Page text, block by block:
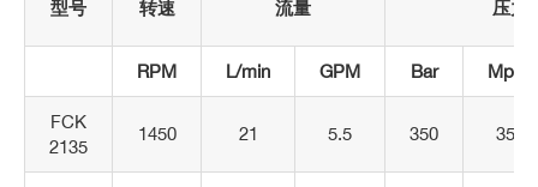
型号 转速 流量 压力
RPM L/min GPM Bar Mpa
FCK
2135
1450 21 5.5 350 35